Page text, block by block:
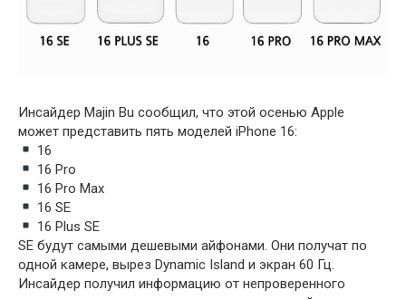
Инсайдер Majin Bu сообщил, что этой осенью Apple
может представить пять моделей iPhone 16:
16
16 Pro
16 Pro Max
16 SE
16 Plus SE
SE будут самыми дешевыми айфонами. Они получат по
одной камере, вырез Dynamic Island и экран 60 Гц.
Инсайдер получил информацию от непроверенного